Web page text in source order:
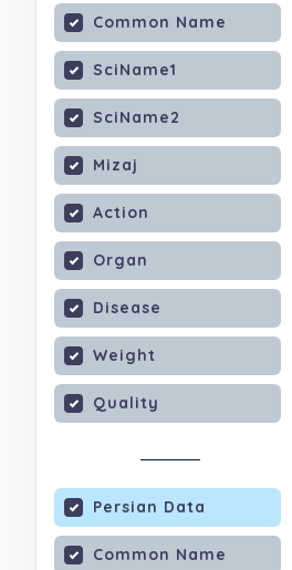
Common Name
SciName1
SciName2
Mizaj
Action
Organ
Disease
Weight
Quality
Persian Data
Common Name